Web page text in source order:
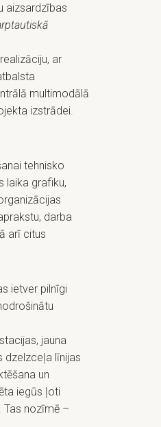
aizsardzības
ar
multimodālā
izstrādei.
tehnisko
laika grafiku,
darba
arī citus
ietver pilnīgi
jauna
dzelzceļa līnijas
un
iegūs ļoti
nozīmē –